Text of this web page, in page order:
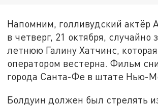
Напомним, голливудский актёр
в четверг, 21 октября, случайно
летнюю Галину Хатчинс,
оператором вестерна. Фильм
города Санта-Фе в штате Нью-
Болдуин должен был стрелять